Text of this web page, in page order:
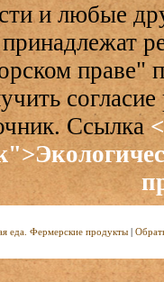
и любые
праве"
Ссылка
еда. Фермерские продукты |